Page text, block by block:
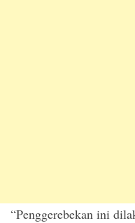
“Penggerebekan ini